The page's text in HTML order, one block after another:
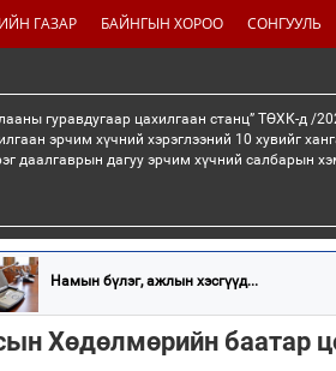
ГАЗАР БАЙНГЫН ХОРОО СОНГУУЛЬ
гуравдугаар цахилгаан станц” ТӨХК-д /
эрчим хүчний хэрэглээний 10 хувийг
даалгаврын дагуу эрчим хүчний салбарын
Намын бүлэг, ажлын хэсгүүд...
Хөдөлмөрийн баатар